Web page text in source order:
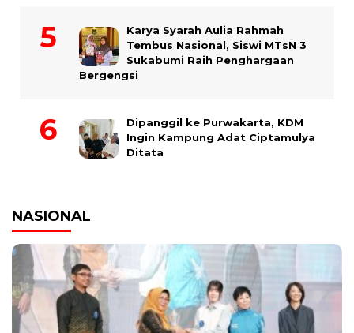
Karya Syarah Aulia Rahmah
Tembus Nasional, Siswi MTsN 3
Sukabumi Raih Penghargaan
Bergengsi
Dipanggil ke Purwakarta, KDM
Ingin Kampung Adat Ciptamulya
Ditata
NASIONAL